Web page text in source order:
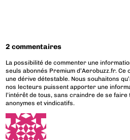
2 commentaires
La possibilité de commenter une
seuls abonnés Premium d’Aerobuzz.fr.
une dérive détestable. Nous souhaitons
nos lecteurs puissent apporter une
l’intérêt de tous, sans craindre de se
anonymes et vindicatifs.